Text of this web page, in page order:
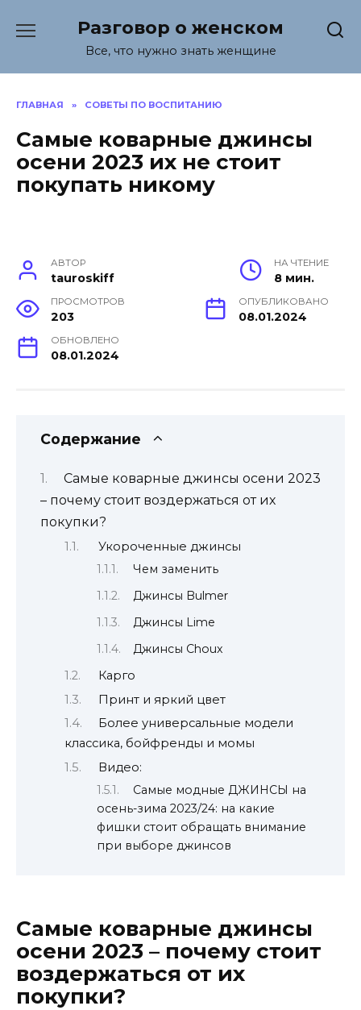
содержанию
Разговор о женском
Все, что нужно знать женщине
ГЛАВНАЯ » СОВЕТЫ ПО ВОСПИТАНИЮ
Самые коварные джинсы
осени 2023 их не стоит
покупать никому
АВТОР
tauroskiff
НА ЧТЕНИЕ
8 мин.
ПРОСМОТРОВ
203
ОПУБЛИКОВАНО
08.01.2024
ОБНОВЛЕНО
08.01.2024
Содержание
Самые коварные джинсы осени 2023
– почему стоит воздержаться от их
покупки?
Укороченные джинсы
Чем заменить
Джинсы Bulmer
Джинсы Lime
Джинсы Choux
Карго
Принт и яркий цвет
Более универсальные модели
классика, бойфренды и момы
Видео:
Самые модные ДЖИНСЫ на
осень-зима 2023/24: на какие
фишки стоит обращать внимание
при выборе джинсов
Самые коварные джинсы
осени 2023 – почему стоит
воздержаться от их
покупки?